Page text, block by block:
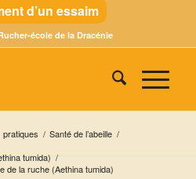
d’un essaim
école de la Dracénie
pratiques / Santé de l’abeille /
tumida) /
de la ruche (Aethina tumida)